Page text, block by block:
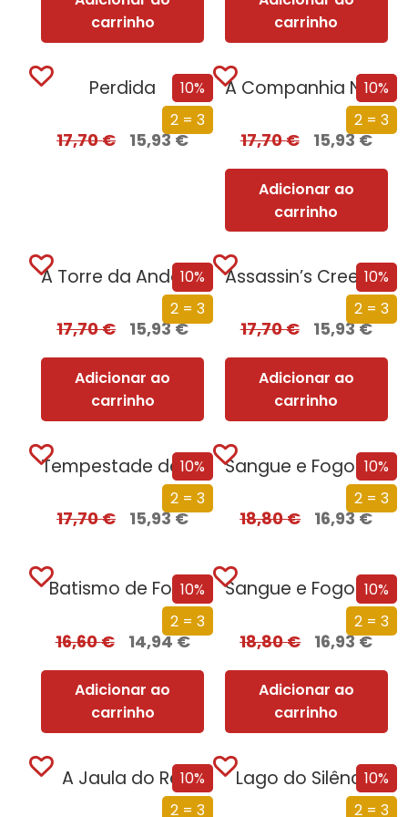
carrinho
carrinho
10%
2 = 3
Perdida
17,70€ 15,93€
10%
2 = 3
A Companhia Negra
17,70€ 15,93€
Adicionar ao
carrinho
10%
2 = 3
A Torre da Andorinha
17,70€ 15,93€
Adicionar ao
carrinho
10%
2 = 3
Assassin’s Creed Odyssey – Odisseia
17,70€ 15,93€
Adicionar ao
carrinho
10%
2 = 3
Tempestade de Guerra – Parte 1
17,70€ 15,93€
10%
2 = 3
Sangue e Fogo – Volume 1 – Parte 2
18,80€ 16,93€
10%
2 = 3
Batismo de Fogo
16,60€ 14,94€
Adicionar ao
carrinho
10%
2 = 3
Sangue e Fogo – Volume 1 – Parte 1
18,80€ 16,93€
Adicionar ao
carrinho
10%
2 = 3
A Jaula do Rei
10%
2 = 3
Lago do Silêncio